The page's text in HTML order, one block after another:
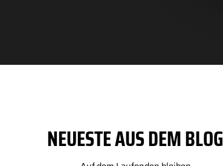
NEUESTE AUS DEM BLOG